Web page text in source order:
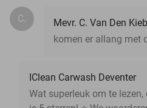
C.
Mevr. C. Van Den
komen er allang met
IClean Carwash Deventer
Wat superleuk om te